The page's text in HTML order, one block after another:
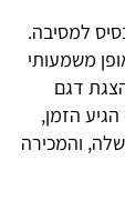
למסיבה.
משמעותי
דגם
לכבוד יורו 6, וגם כי הגיע הזמן,
והמכירה